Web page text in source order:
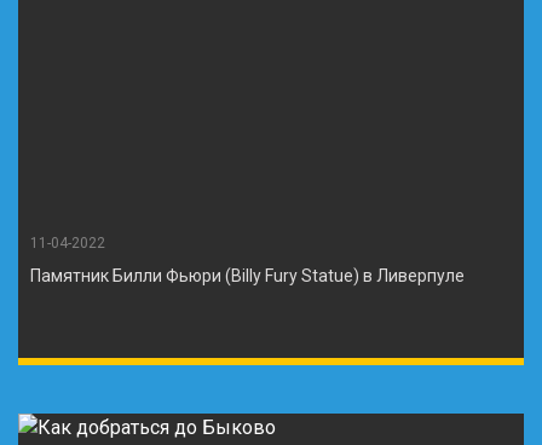
11-04-2022
Памятник Билли Фьюри (Billy Fury Statue) в Ливерпуле